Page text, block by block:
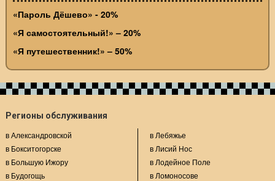
«Пароль Дёшево» - 20%
«Я самостоятельный!» – 20%
«Я путешественник!» – 50%
Регионы обслуживания
в Александровской
в Бокситогорске
в Большую Ижору
в Будогощь
в Лебяжье
в Лисий Нос
в Лодейное Поле
в Ломоносове